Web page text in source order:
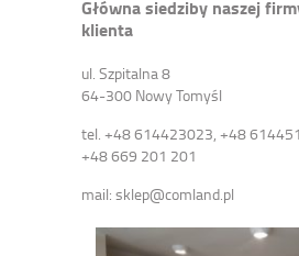
Główna siedziby naszej
klienta
ul. Szpitalna 8
64-300 Nowy Tomyśl
tel. +48 614423023, +48
+48 669 201 201
mail: sklep@comland.pl